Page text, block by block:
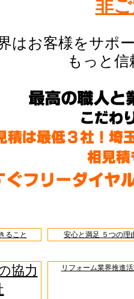
非
はお客様をサポ
もっと
ること 安心と満足 ５つの理
協力
リフォーム業界推進